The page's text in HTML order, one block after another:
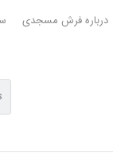
درباره فرش مسجدی